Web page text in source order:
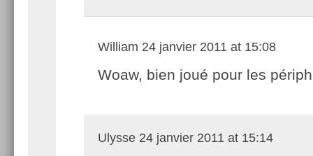
William 24 janvier 2011 at 15:08
Woaw, bien joué pour les
Ulysse 24 janvier 2011 at 15:14